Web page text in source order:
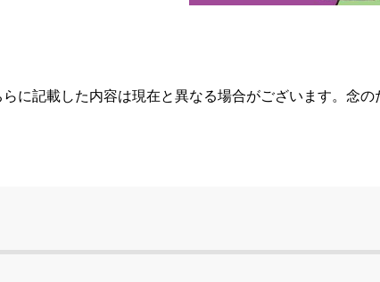
に記載した内容は現在と異なる場合がございます。念の